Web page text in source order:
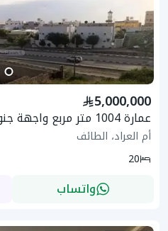
5,000,000
عمارة 1004 متر مربع واجهة جنوبية
أم العراد، الطائف
20
واتساب